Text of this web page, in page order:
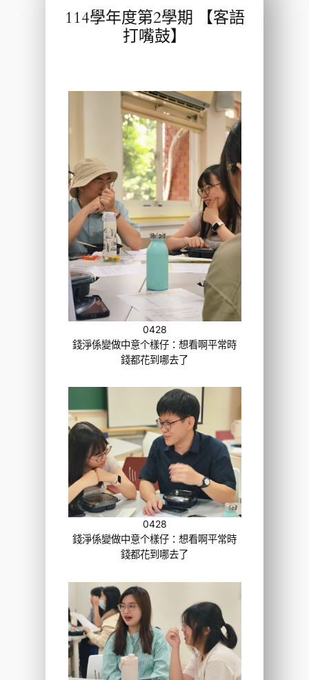
114學年度第2學期 【客語
打嘴鼓】
0428
錢淨係變做中意个樣仔：想看啊平常時
錢都花到哪去了
0428
錢淨係變做中意个樣仔：想看啊平常時
錢都花到哪去了